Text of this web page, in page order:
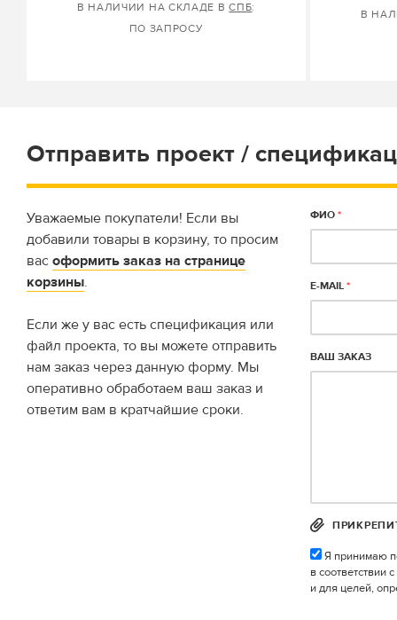
В НАЛИЧИИ НА СКЛАДЕ ВСПБ:
ПО ЗАПРОСУ
В
Отправить проект /
Уважаемые покупатели! Если вы
добавили товары в корзину, то просим
вас оформить заказ на странице
корзины.
Если же у вас есть спецификация или
файл проекта, то вы можете отправить
нам заказ через данную форму. Мы
оперативно обработаем ваш заказ и
ответим вам в кратчайшие сроки.
ФИО *
E-MAIL *
ВАШ ЗАКАЗ
Я принимаю
в
и для целей,